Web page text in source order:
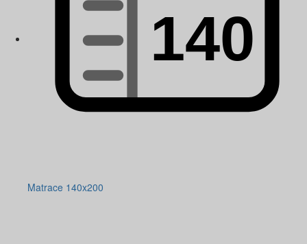
Matrace 140x200